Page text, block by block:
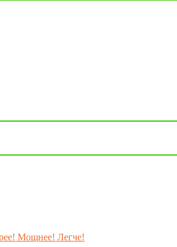
Мощнее! Легче!